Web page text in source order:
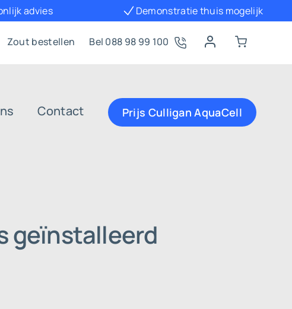
advies Demonstratie thuis mogelijk
Zout bestellen Bel 088 98 99 100
Contact Prijs Culligan AquaCell
geïnstalleerd